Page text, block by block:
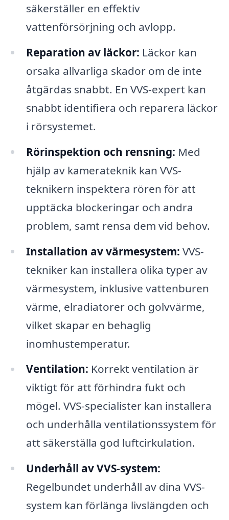
säkerställer en effektiv
vattenförsörjning och avlopp.
Reparation av läckor: Läckor kan
orsaka allvarliga skador om de inte
åtgärdas snabbt. En VVS-expert kan
snabbt identifiera och reparera läckor
i rörsystemet.
Rörinspektion och rensning: Med
hjälp av kamerateknik kan VVS-
teknikern inspektera rören för att
upptäcka blockeringar och andra
problem, samt rensa dem vid behov.
Installation av värmesystem: VVS-
tekniker kan installera olika typer av
värmesystem, inklusive vattenburen
värme, elradiatorer och golvvärme,
vilket skapar en behaglig
inomhustemperatur.
Ventilation: Korrekt ventilation är
viktigt för att förhindra fukt och
mögel. VVS-specialister kan installera
och underhålla ventilationssystem för
att säkerställa god luftcirkulation.
Underhåll av VVS-system:
Regelbundet underhåll av dina VVS-
system kan förlänga livslängden och